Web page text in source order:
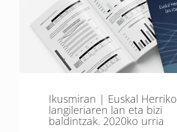
Ikusmiran | Euskal Herriko
langileriaren lan eta bizi
baldintzak. 2020ko urria